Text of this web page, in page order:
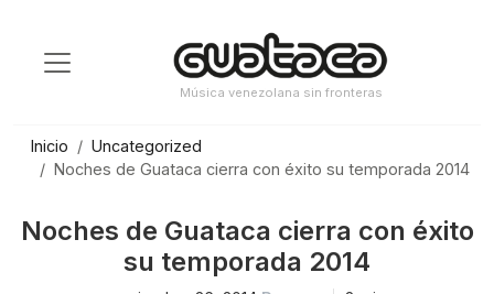
contenido
Música venezolana sin fronteras
Inicio
Uncategorized
Noches de Guataca cierra con éxito su temporada 2014
Noches de Guataca cierra con éxito
su temporada 2014